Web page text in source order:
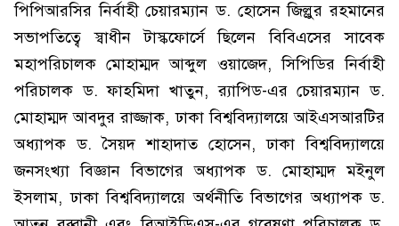
পিপিআরসির নির্বাহী চেয়ারম্যান ড. হোসেন জিল্লুর রহমানের
সভাপতিত্বে স্বাধীন টাস্কফোর্সে ছিলেন বিবিএসের সাবেক
মহাপরিচালক মোহাম্মদ আব্দুল ওয়াজেদ, সিপিডির নির্বাহী
পরিচালক ড. ফাহমিদা খাতুন, র‍্যাপিড-এর চেয়ারম্যান ড.
মোহাম্মদ আবদুর রাজ্জাক, ঢাকা বিশ্ববিদ্যালয়ে আইএসআরটির
অধ্যাপক ড. সৈয়দ শাহাদাত হোসেন, ঢাকা বিশ্ববিদ্যালয়ে
জনসংখ্যা বিজ্ঞান বিভাগের অধ্যাপক ড. মোহাম্মদ মইনুল
ইসলাম, ঢাকা বিশ্ববিদ্যালয়ে অর্থনীতি বিভাগের অধ্যাপক ড.